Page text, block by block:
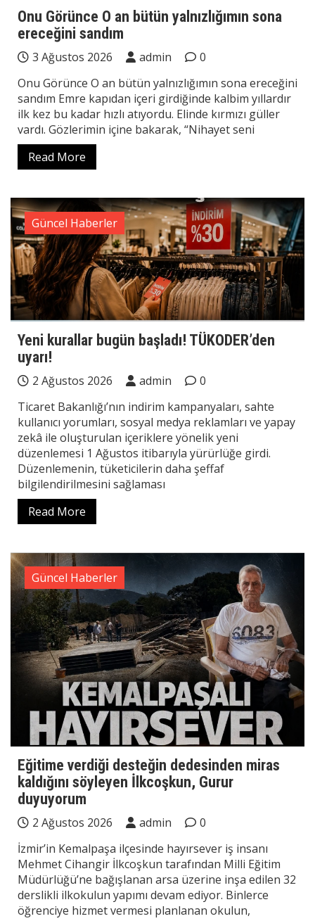
Onu Görünce O an bütün yalnızlığımın sona
ereceğini sandım
3 Ağustos 2026 admin
0
Onu Görünce O an bütün yalnızlığımın sona ereceğini
sandım Emre kapıdan içeri girdiğinde kalbim yıllardır
ilk kez bu kadar hızlı atıyordu. Elinde kırmızı güller
vardı. Gözlerimin içine bakarak, “Nihayet seni
Read More
Güncel Haberler
Yeni kurallar bugün başladı! TÜKODER’den
uyarı!
2 Ağustos 2026 admin
0
Ticaret Bakanlığı’nın indirim kampanyaları, sahte
kullanıcı yorumları, sosyal medya reklamları ve yapay
zekâ ile oluşturulan içeriklere yönelik yeni
düzenlemesi 1 Ağustos itibarıyla yürürlüğe girdi.
Düzenlemenin, tüketicilerin daha şeffaf
bilgilendirilmesini sağlaması
Read More
Güncel Haberler
Eğitime verdiği desteğin dedesinden miras
kaldığını söyleyen İlkcoşkun, Gurur
duyuyorum
2 Ağustos 2026 admin
0
İzmir’in Kemalpaşa ilçesinde hayırsever iş insanı
Mehmet Cihangir İlkcoşkun tarafından Milli Eğitim
Müdürlüğü’ne bağışlanan arsa üzerine inşa edilen 32
derslikli ilkokulun yapımı devam ediyor. Binlerce
öğrenciye hizmet vermesi planlanan okulun,